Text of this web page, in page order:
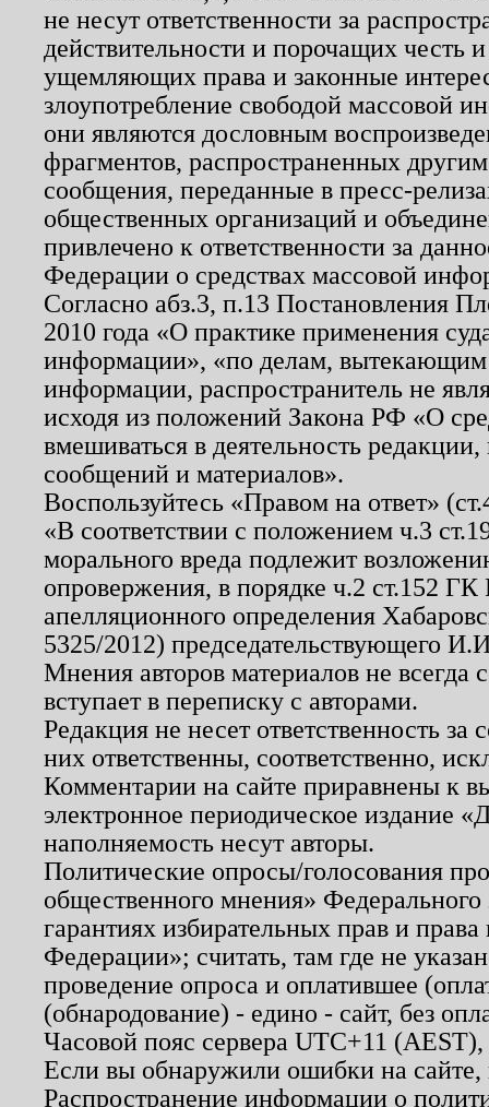
не несут ответственности за
действительности и порочащих честь
ущемляющих права и законные
злоупотребление свободой массовой
они являются дословным
фрагментов, распространенных
сообщения, переданные в пресс-
общественных организаций и
привлечено к ответственности за
Федерации о средствах массовой
Согласно абз.3, п.13 Постановления
2010 года «О практике применения
информации», «по делам, вытекающим
информации, распространитель не
исходя из положений Закона РФ «О
вмешиваться в деятельность
сообщений и материалов».
Воспользуйтесь «Правом на ответ»
«В соответствии с положением ч.3
морального вреда подлежит
опровержения, в порядке ч.2 ст.152
апелляционного определения
5325/2012) председательствующего
Мнения авторов материалов не
вступает в переписку с авторами.
Редакция не несет ответственность
них ответственны, соответственно,
Комментарии на сайте приравнены к
электронное периодическое издание
наполняемость несут авторы.
Политические опросы/голосования
общественного мнения»
гарантиях избирательных прав и
Федерации»; считать, там где не
проведение опроса и оплатившее
(обнародование) - едино - сайт, без
Часовой пояс сервера UTC+11
Если вы обнаружили ошибки на
Распространение информации о